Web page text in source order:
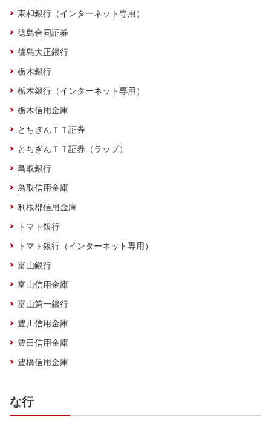
東和銀行（インターネット専用）
徳島合同証券
徳島大正銀行
栃木銀行
栃木銀行（インターネット専用）
栃木信用金庫
とちぎんＴＴ証券
とちぎんＴＴ証券（ラップ）
鳥取銀行
鳥取信用金庫
利根郡信用金庫
トマト銀行
トマト銀行（インターネット専用）
富山銀行
富山信用金庫
富山第一銀行
豊川信用金庫
豊田信用金庫
豊橋信用金庫
な行